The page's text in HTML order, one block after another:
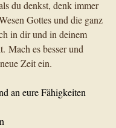
du denkst, denk immer
Gottes und die ganz
in dir und in deinem
Mach es besser und
Zeit ein.
an eure Fähigkeiten